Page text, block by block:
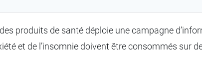
produits de santé déploie une campagne
et de l’insomnie doivent être consommés sur